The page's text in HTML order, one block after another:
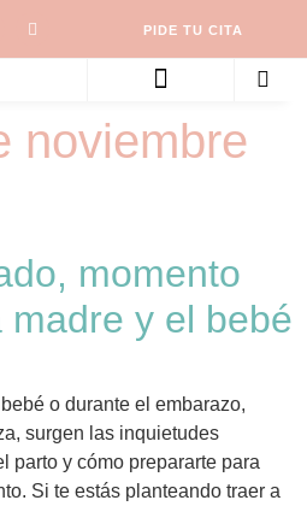
PIDE TU CITA
noviembre
momento
madre y el bebé
o durante el embarazo,
surgen las inquietudes
parto y cómo prepararte para
Si te estás planteando traer a